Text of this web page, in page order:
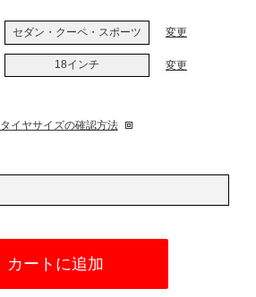
セダン・クーペ・スポーツ 変更
18インチ 変更
タイヤサイズの確認方法
カートに追加